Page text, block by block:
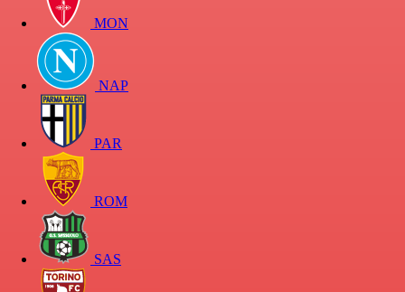
MON
NAP
PAR
ROM
SAS